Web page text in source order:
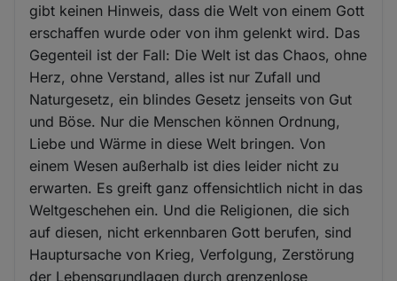
gibt keinen Hinweis, dass die Welt von einem Gott
erschaffen wurde oder von ihm gelenkt wird. Das
Gegenteil ist der Fall: Die Welt ist das Chaos, ohne
Herz, ohne Verstand, alles ist nur Zufall und
Naturgesetz, ein blindes Gesetz jenseits von Gut
und Böse. Nur die Menschen können Ordnung,
Liebe und Wärme in diese Welt bringen. Von
einem Wesen außerhalb ist dies leider nicht zu
erwarten. Es greift ganz offensichtlich nicht in das
Weltgeschehen ein. Und die Religionen, die sich
auf diesen, nicht erkennbaren Gott berufen, sind
Hauptursache von Krieg, Verfolgung, Zerstörung
der Lebensgrundlagen durch grenzenlose